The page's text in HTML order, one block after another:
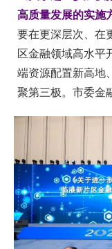
高质量发展的实施
要在更深层次、在
区金融领域高水平
端资源配置新高地
聚第三极。市委金